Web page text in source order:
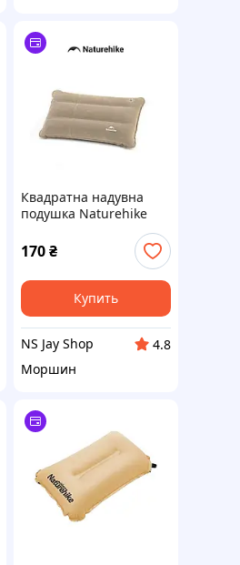
Квадратна надувна
подушка Naturehike
170₴
Купить
NS Jay Shop
4.8
Моршин